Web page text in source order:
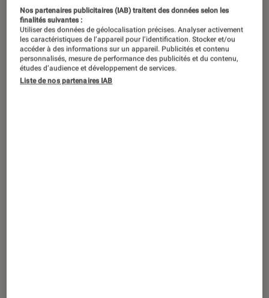
Top des sorties séries DVD et Blu-ray en
mars 2025
SÉLECTION
Séries • 03 mar. 2025
Nos partenaires publicitaires (IAB) traitent des données selon les
finalités suivantes :
Utiliser des données de géolocalisation précises. Analyser activement
les caractéristiques de l’appareil pour l’identification. Stocker et/ou
accéder à des informations sur un appareil. Publicités et contenu
personnalisés, mesure de performance des publicités et du contenu,
études d’audience et développement de services.
Liste de nos partenaires IAB